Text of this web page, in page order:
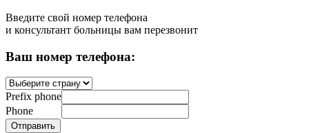
Введите свой номер телефона
и консультант больницы вам перезвонит
Ваш номер телефона:
Prefix phone
Phone